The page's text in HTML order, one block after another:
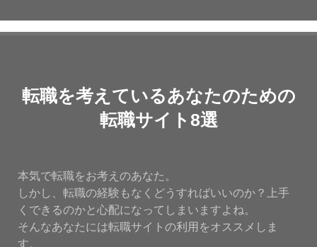
転職を考えているあなたのための
転職サイト8選
本気で転職をお考えのあなた。
しかし、転職の経験もなくどうすればいいのか？上手
くできるのかと心配になってしまいますよね。
そんなあなたには転職サイトの利用をオススメしま
す。